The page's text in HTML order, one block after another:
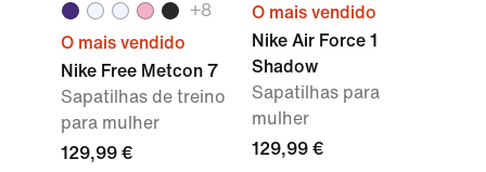
+8
O mais vendido
Nike Free Metcon 7
Sapatilhas de treino
para mulher
129,99 €
O mais vendido
Nike Air Force 1
Shadow
Sapatilhas para
mulher
129,99 €